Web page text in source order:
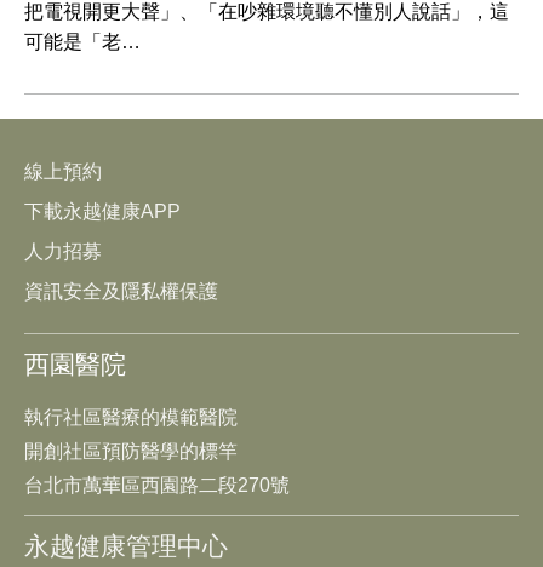
把電視開更大聲」、「在吵雜環境聽不懂別人說話」，這
可能是「老…
線上預約
下載永越健康APP
人力招募
資訊安全及隱私權保護
西園醫院
執行社區醫療的模範醫院
開創社區預防醫學的標竿
台北市萬華區西園路二段270號
永越健康管理中心